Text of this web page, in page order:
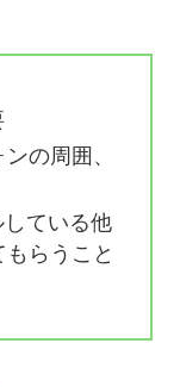
の周囲、
ている他
らうこと